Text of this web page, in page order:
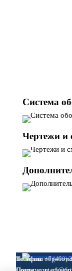
Система
Чертежи и
Политика
Телефон: +7 (499)